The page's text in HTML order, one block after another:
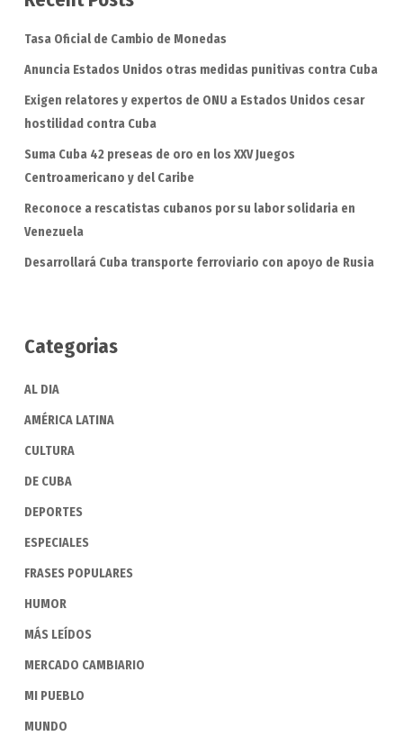
Tasa Oficial de Cambio de Monedas
Anuncia Estados Unidos otras medidas punitivas contra Cuba
Exigen relatores y expertos de ONU a Estados Unidos cesar
hostilidad contra Cuba
Suma Cuba 42 preseas de oro en los XXV Juegos
Centroamericano y del Caribe
Reconoce a rescatistas cubanos por su labor solidaria en
Venezuela
Desarrollará Cuba transporte ferroviario con apoyo de Rusia
Categorias
AL DIA
AMÉRICA LATINA
CULTURA
DE CUBA
DEPORTES
ESPECIALES
FRASES POPULARES
HUMOR
MÁS LEÍDOS
MERCADO CAMBIARIO
MI PUEBLO
MUNDO